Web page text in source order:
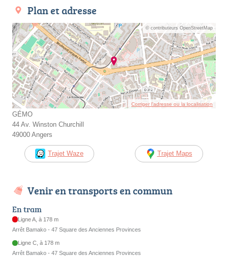
Plan et adresse
© contributeurs OpenStreetMap
Corriger l’adresse ou la localisation
GÉMO
44 Av. Winston Churchill
49000 Angers
Trajet Waze Trajet Maps
Venir en transports en commun
En tram
Ligne A, à 178 m
Arrêt Bamako - 47 Square des Anciennes Provinces
Ligne C, à 178 m
Arrêt Bamako - 47 Square des Anciennes Provinces